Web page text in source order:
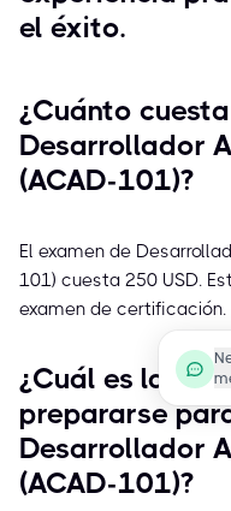
el éxito.
¿Cuánto
Desarrollador
(ACAD-101)?
El examen de
101) cuesta 250 USD.
examen de certificación.
¿Cuál es la
prepararse
Desarrollador
(ACAD-101)?